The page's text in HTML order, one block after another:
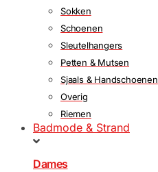
Sokken
Schoenen
Sleutelhangers
Petten & Mutsen
Sjaals & Handschoenen
Overig
Riemen
Badmode & Strand
Dames